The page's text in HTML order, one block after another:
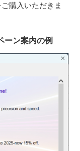
購入いただきま
ーン案内の例